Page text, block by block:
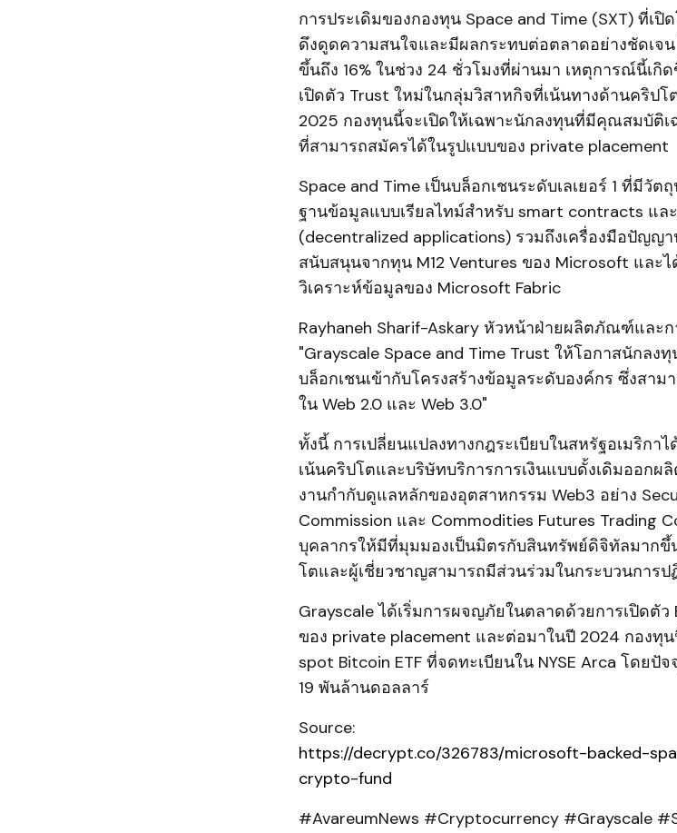
การประเดิมของกองทุน Space and Time (SXT) ที่เ
ดึงดูดความสนใจและมีผลกระทบต่อตลาดอย่างชัดเจ
ขึ้นถึง 16% ในช่วง 24 ชั่วโมงที่ผ่านมา เหตุการณ์นี้เกิ
เปิดตัว Trust ใหม่ในกลุ่มวิสาหกิจที่เน้นทางด้านคริป
2025 กองทุนนี้จะเปิดให้เฉพาะนักลงทุนที่มีคุณสมบัติ
ที่สามารถสมัครได้ในรูปแบบของ private placement
Space and Time เป็นบล็อกเชนระดับเลเยอร์ 1 ที่มีวั
ฐานข้อมูลแบบเรียลไทม์สำหรับ smart contracts แล
(decentralized applications) รวมถึงเครื่องมือปัญญ
สนับสนุนจากทุน M12 Ventures ของ Microsoft และ
วิเคราะห์ข้อมูลของ Microsoft Fabric
Rayhaneh Sharif-Askary หัวหน้าฝ่ายผลิตภัณฑ์และก
"Grayscale Space and Time Trust ให้โอกาสนักลง
บล็อกเชนเข้ากับโครงสร้างข้อมูลระดับองค์กร ซึ่งสา
ใน Web 2.0 และ Web 3.0"
ทั้งนี้ การเปลี่ยนแปลงทางกฎระเบียบในสหรัฐอเมริก
เน้นคริปโตและบริษัทบริการการเงินแบบดั้งเดิมออก
งานกำกับดูแลหลักของอุตสาหกรรม Web3 อย่าง
Commission และ Commodities Futures Trading
บุคลากรให้มีที่มุมมองเป็นมิตรกับสินทรัพย์ดิจิทัลมากขึ้
โตและผู้เชี่ยวชาญสามารถมีส่วนร่วมในกระบวนการป
Grayscale ได้เริ่มการผจญภัยในตลาดด้วยการเปิดตั
ของ private placement และต่อมาในปี 2024 กองทุ
spot Bitcoin ETF ที่จดทะเบียนใน NYSE Arca โดย
19 พันล้านดอลลาร์
Source:
https://decrypt.co/326783/microsoft-backed-
crypto-fund
#AvareumNews #Cryptocurrency #Grayscale